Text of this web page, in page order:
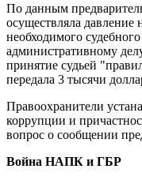
По данным
осуществляла давление
необходимого
административному
принятие судьей
передала 3 тысячи
Правоохранители
коррупции и
вопрос о сообщении
Война НАПК и ГБР